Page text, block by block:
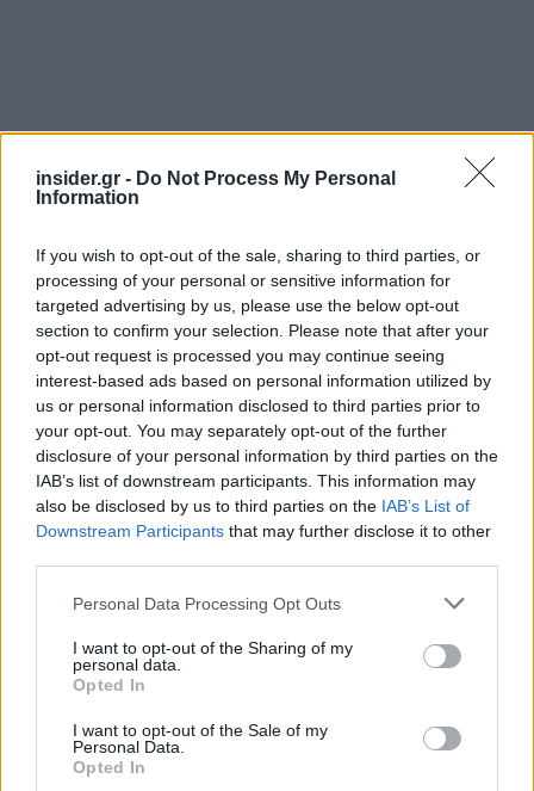
insider.gr - Do Not Process My Personal
Information
If you wish to opt-out of the sale, sharing to third parties, or
processing of your personal or sensitive information for
targeted advertising by us, please use the below opt-out
section to confirm your selection. Please note that after your
opt-out request is processed you may continue seeing
interest-based ads based on personal information utilized by
us or personal information disclosed to third parties prior to
your opt-out. You may separately opt-out of the further
disclosure of your personal information by third parties on the
IAB’s list of downstream participants. This information may
also be disclosed by us to third parties on the IAB’s List of
Downstream Participants that may further disclose it to other
Please note that this website/app uses one or more Google
not limited to your visit or usage behaviour. You may click to
grant or deny consent to Google and its third-party tags to
use your data for below specified purposes in below Google
consent section.
Personal Data Processing Opt Outs
I want to opt-out of the Sharing of my
personal data.
Opted In
I want to opt-out of the Sale of my
Personal Data.
Opted In
Για κάθε Ευρωπαίο, ο Ζαν-Κλοντ Γιούνκερ είναι
μια πάρα πολύ σπουδαία μορφή πολιτικού, που
και σε μια σειρά από αποφάσεις που έπρεπε να
ληφθούν. Νομίζω όμως ότι μπορούμε όλοι να
συμφωνήσουμε ότι για την Ελλάδα ο Ζαν-Κλοντ
ένας άνθρωπος, ο οποίος, μέσα από τους ρόλους
του, είτε ως πρόεδρος του Eurogroup, είτε ως